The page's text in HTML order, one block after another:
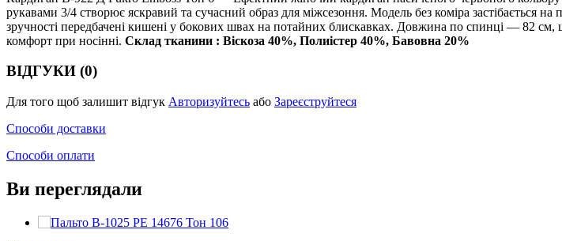
рукавами 3/4 створює яскравий та сучасний образ для міжсезоння. Модель без коміра застібається
зручності передбачені кишені у бокових швах на потайних блискавках. Довжина по спинці — 82 см,
комфорт при носінні. Склад тканини : Віскоза 40%, Полиістер 40%, Бавовна 20%
ВІДГУКИ (0)
Для того щоб залишит відгук Авторизуйтесь або Зареєструйтеся
Способи доставки
Способи оплати
Ви переглядали